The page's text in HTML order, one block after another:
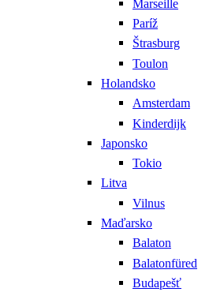
Marseille
Paríž
Štrasburg
Toulon
Holandsko
Amsterdam
Kinderdijk
Japonsko
Tokio
Litva
Vilnus
Maďarsko
Balaton
Balatonfüred
Budapešť